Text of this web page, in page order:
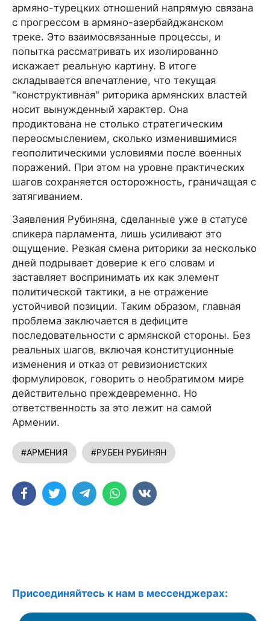
армяно-турецких отношений напрямую связана
с прогрессом в армяно-азербайджанском
треке. Это взаимосвязанные процессы, и
попытка рассматривать их изолированно
искажает реальную картину. В итоге
складывается впечатление, что текущая
"конструктивная" риторика армянских властей
носит вынужденный характер. Она
продиктована не столько стратегическим
переосмыслением, сколько изменившимися
геополитическими условиями после военных
поражений. При этом на уровне практических
шагов сохраняется осторожность, граничащая с
затягиванием.
Заявления Рубиняна, сделанные уже в статусе
спикера парламента, лишь усиливают это
ощущение. Резкая смена риторики за несколько
дней подрывает доверие к его словам и
заставляет воспринимать их как элемент
политической тактики, а не отражение
устойчивой позиции. Таким образом, главная
проблема заключается в дефиците
последовательности с армянской стороны. Без
реальных шагов, включая конституционные
изменения и отказ от ревизионистских
формулировок, говорить о необратимом мире
действительно преждевременно. Но
ответственность за это лежит на самой
Армении.
#АРМЕНИЯ #РУБЕН РУБИНЯН
Присоединяйтесь к нам в мессенджерах: